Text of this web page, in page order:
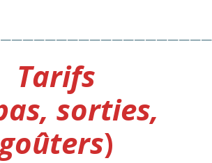
Tarifs
sorties,
)